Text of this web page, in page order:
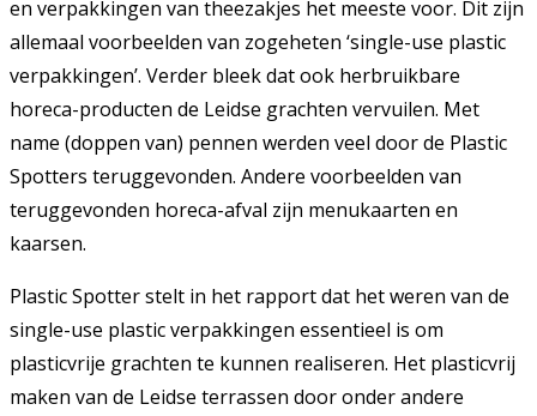
en verpakkingen van theezakjes het meeste voor. Dit zijn
allemaal voorbeelden van zogeheten ‘single-use plastic
verpakkingen’. Verder bleek dat ook herbruikbare
horeca-producten de Leidse grachten vervuilen. Met
name (doppen van) pennen werden veel door de Plastic
Spotters teruggevonden. Andere voorbeelden van
teruggevonden horeca-afval zijn menukaarten en
kaarsen.
Plastic Spotter stelt in het rapport dat het weren van de
single-use plastic verpakkingen essentieel is om
plasticvrije grachten te kunnen realiseren. Het plasticvrij
maken van de Leidse terrassen door onder andere